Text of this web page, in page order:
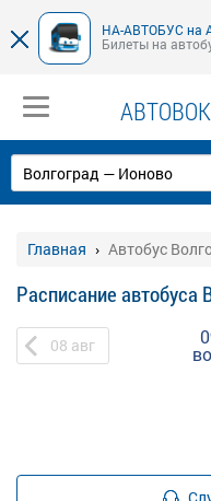
НА-АВТОБУС на
Билеты на
Главная Автобус
Расписание автобуса
08 авг